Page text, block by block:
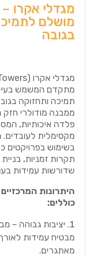
מגדלי אקרו –
מושלם
בגובה
מתקדם המשמש
תמיכה ותחזוקה
ממבנה מודולרי
פלדה איכותיות,
מקסימלית לעובדים.
בשימוש בפרויקטים
תקרות זמניות,
שדורשות עמידות
היתרונות
כוללים:
יציבות גבוהה –
מבטיח עמידות
מאתגרים.